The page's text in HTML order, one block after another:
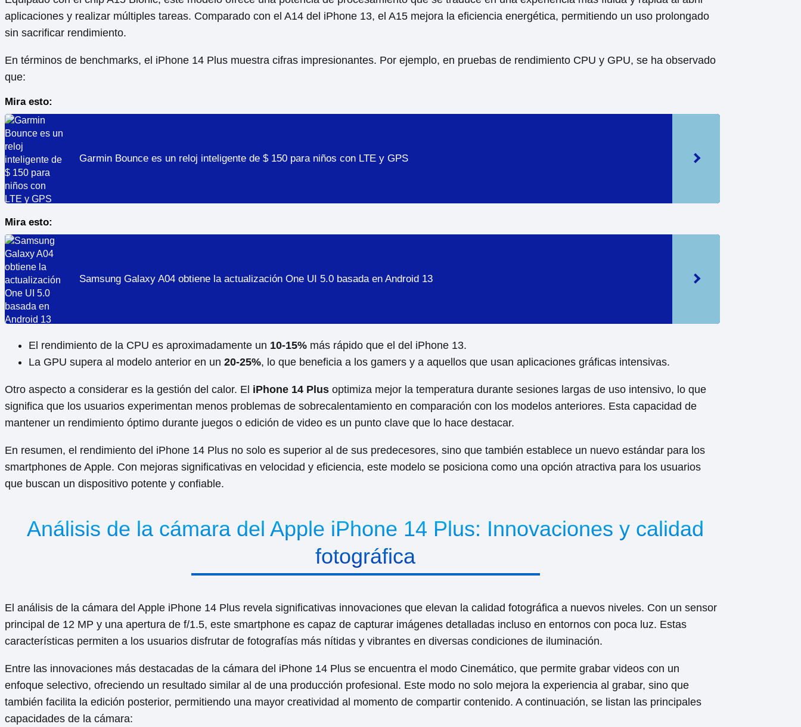
aplicaciones y realizar múltiples tareas. Comparado con el A14 del iPhone 13, el A15 mejora la eficiencia energética, permitiendo un uso prolongado
sin sacrificar rendimiento.
En términos de benchmarks, el iPhone 14 Plus muestra cifras impresionantes. Por ejemplo, en pruebas de rendimiento CPU y GPU, se ha observado
que:
Mira esto:
Garmin Bounce es un reloj inteligente de $ 150 para niños con LTE y GPS
Mira esto:
Samsung Galaxy A04 obtiene la actualización One UI 5.0 basada en Android 13
El rendimiento de la CPU es aproximadamente un 10-15% más rápido que el del iPhone 13.
La GPU supera al modelo anterior en un 20-25%, lo que beneficia a los gamers y a aquellos que usan aplicaciones gráficas intensivas.
Otro aspecto a considerar es la gestión del calor. El iPhone 14 Plus optimiza mejor la temperatura durante sesiones largas de uso intensivo, lo que
significa que los usuarios experimentan menos problemas de sobrecalentamiento en comparación con los modelos anteriores. Esta capacidad de
mantener un rendimiento óptimo durante juegos o edición de video es un punto clave que lo hace destacar.
En resumen, el rendimiento del iPhone 14 Plus no solo es superior al de sus predecesores, sino que también establece un nuevo estándar para los
smartphones de Apple. Con mejoras significativas en velocidad y eficiencia, este modelo se posiciona como una opción atractiva para los usuarios
que buscan un dispositivo potente y confiable.
Análisis de la cámara del Apple iPhone 14 Plus: Innovaciones y calidad
fotográfica
El análisis de la cámara del Apple iPhone 14 Plus revela significativas innovaciones que elevan la calidad fotográfica a nuevos niveles. Con un sensor
principal de 12 MP y una apertura de f/1.5, este smartphone es capaz de capturar imágenes detalladas incluso en entornos con poca luz. Estas
características permiten a los usuarios disfrutar de fotografías más nítidas y vibrantes en diversas condiciones de iluminación.
Entre las innovaciones más destacadas de la cámara del iPhone 14 Plus se encuentra el modo Cinemático, que permite grabar videos con un
enfoque selectivo, ofreciendo un resultado similar al de una producción profesional. Este modo no solo mejora la experiencia al grabar, sino que
también facilita la edición posterior, permitiendo una mayor creatividad al momento de compartir contenido. A continuación, se listan las principales
capacidades de la cámara: